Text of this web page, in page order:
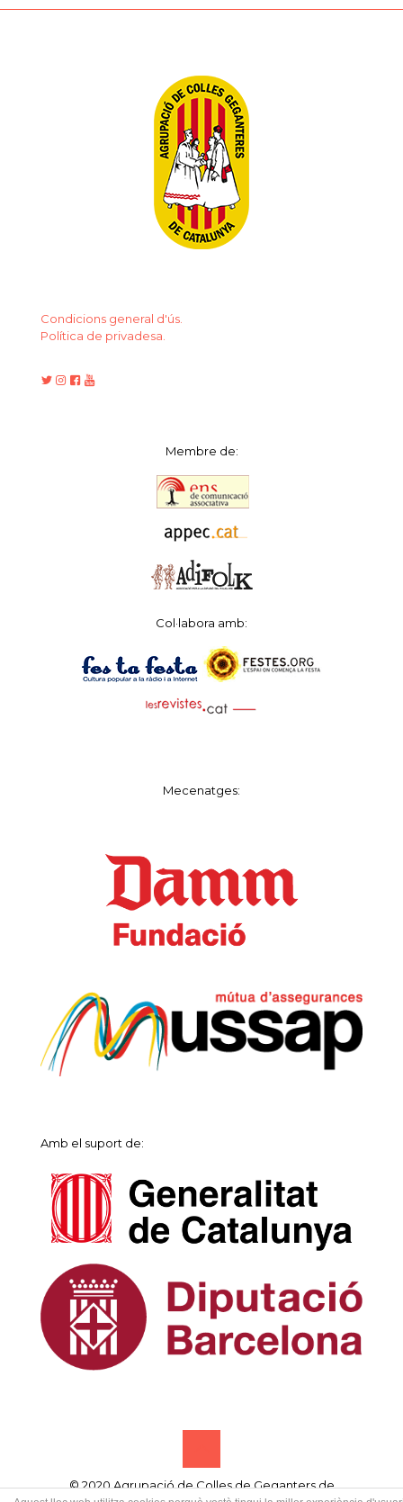
Condicions general d'ús.
Política de privadesa.
Membre de:
Col·labora amb:
Mecenatges:
Amb el suport de:
© 2020 Agrupació de Colles de Geganters de